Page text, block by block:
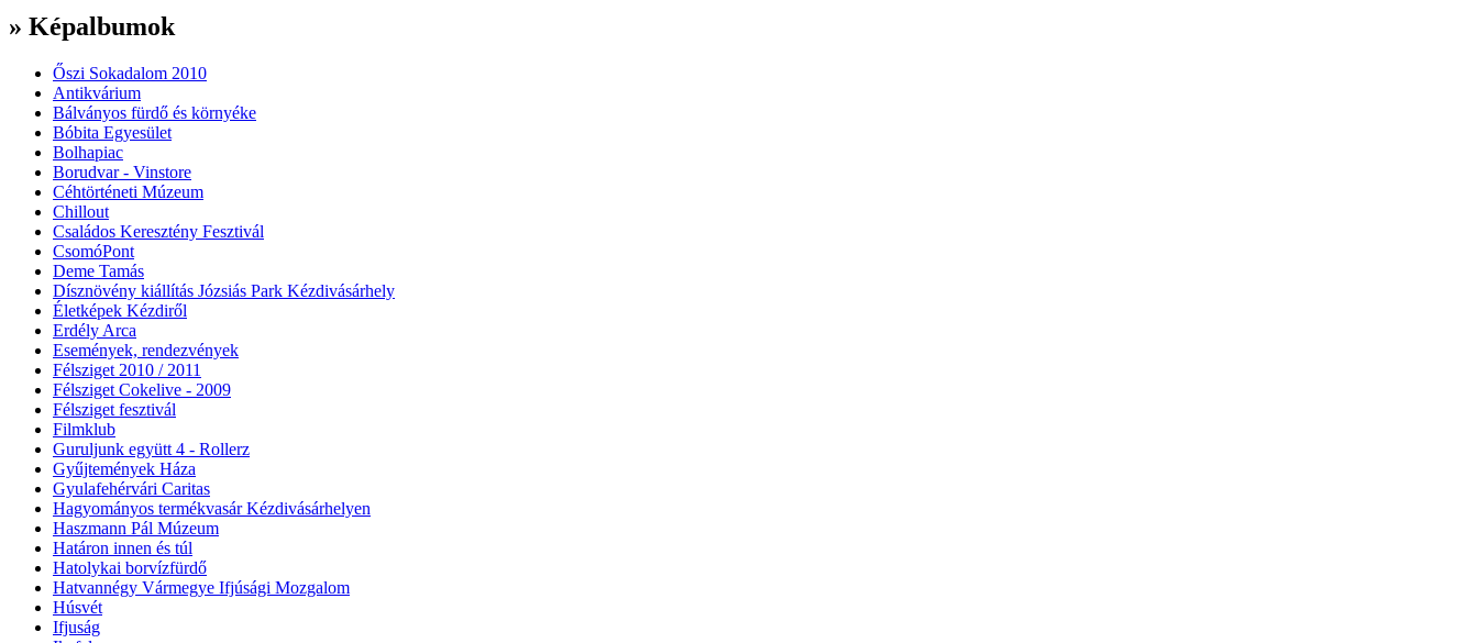
» Képalbumok
Őszi Sokadalom 2010
Antikvárium
Bálványos fürdő és környéke
Bóbita Egyesület
Bolhapiac
Borudvar - Vinstore
Céhtörténeti Múzeum
Chillout
Családos Keresztény Fesztivál
CsomóPont
Deme Tamás
Dísznövény kiállítás Józsiás Park Kézdivásárhely
Életképek Kézdiről
Erdély Arca
Események, rendezvények
Félsziget 2010 / 2011
Félsziget Cokelive - 2009
Félsziget fesztivál
Filmklub
Guruljunk együtt 4 - Rollerz
Gyűjtemények Háza
Gyulafehérvári Caritas
Hagyományos termékvasár Kézdivásárhelyen
Haszmann Pál Múzeum
Határon innen és túl
Hatolykai borvízfürdő
Hatvannégy Vármegye Ifjúsági Mozgalom
Húsvét
Ifjuság